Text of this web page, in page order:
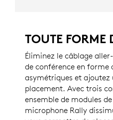
TOUTE FORME
Éliminez le câblage
de conférence en forme
asymétriques et ajoutez
placement. Avec trois
ensemble de modules
microphone Rally